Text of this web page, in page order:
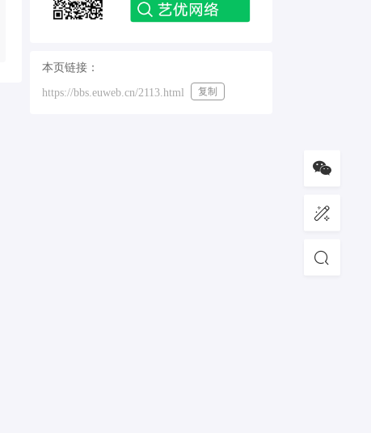
本页链接：
https://bbs.euweb.cn/2113.html 复制